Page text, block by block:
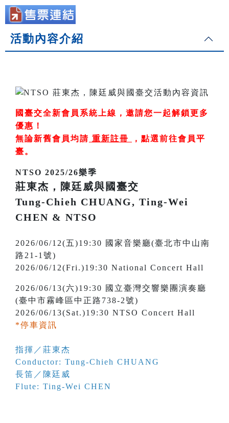
活動內容介紹
國臺交全新會員系統上線，邀請您一起解鎖更多
優惠！
無論新舊會員均請 重新註冊 ， 點選前往會員平
臺。
NTSO 2025/26樂季
莊東杰，陳廷威與國臺交
Tung-Chieh CHUANG, Ting-Wei
CHEN & NTSO
2026/06/12(五)19:30 國家音樂廳(臺北市中山南
路21-1號)
2026/06/12(Fri.)19:30 National Concert Hall
2026/06/13(六)19:30 國立臺灣交響樂團演奏廳
(臺中市霧峰區中正路738-2號)
2026/06/13(Sat.)19:30 NTSO Concert Hall
*停車資訊
指揮／莊東杰
Conductor: Tung-Chieh CHUANG
長笛／陳廷威
Flute: Ting-Wei CHEN